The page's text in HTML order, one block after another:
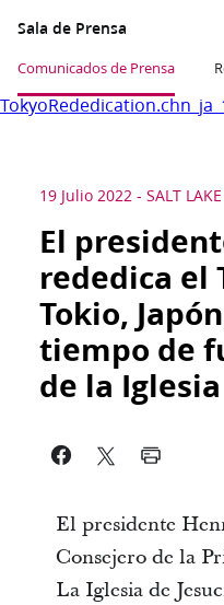
Sala de Prensa
Comunicados de Prensa
19 Julio 2022 - SALT
El
rededica el
Tokio,
tiempo de
de la
El presidente
Consejero de la
La Iglesia de